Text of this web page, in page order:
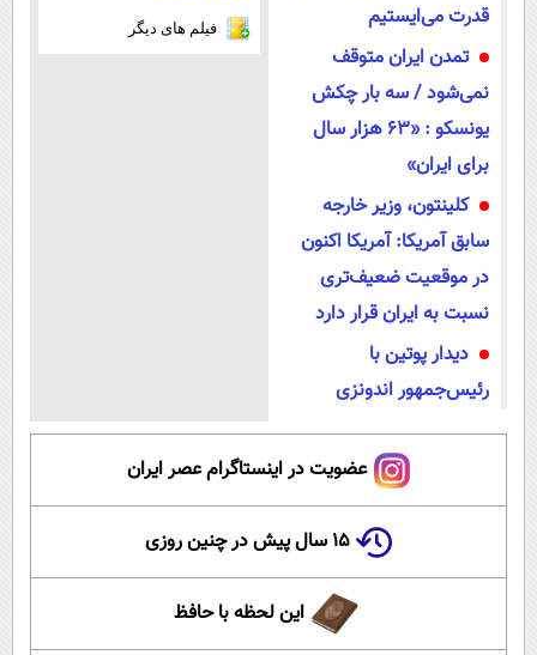
قدرت می‌ایستیم
تمدن ایران متوقف
نمی‌شود / سه بار چکش
یونسکو : «۶۳ هزار سال
برای ایران»
کلینتون، وزیر خارجه
سابق آمریکا: آمریکا اکنون
در موقعیت ضعیف‌تری
نسبت به ایران قرار دارد
دیدار پوتین با
رئیس‌جمهور اندونزی
فیلم های دیگر
عضویت در اینستاگرام عصر ایران
۱۵ سال پیش در چنین روزی
این لحظه با حافظ